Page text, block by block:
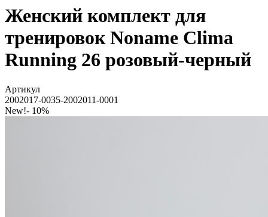
Женский комплект для
тренировок Noname Clima
Running 26 розовый-черный
Артикул
2002017-0035-2002011-0001
New!- 10%